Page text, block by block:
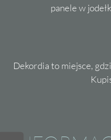
panele w
Dekordia to miejsce,